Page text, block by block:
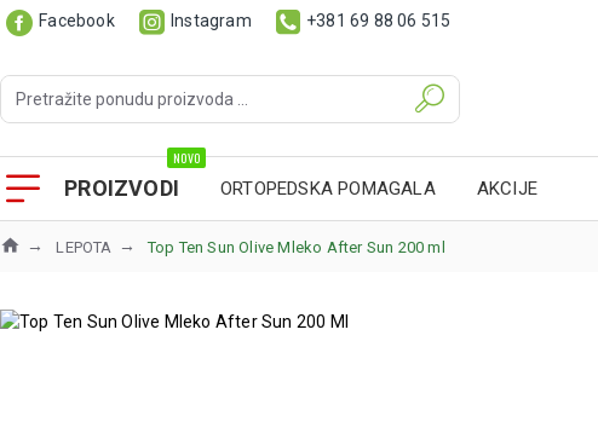
Facebook Instagram +381 69 88 06 515
PROIZVODI
NOVO
ORTOPEDSKA POMAGALA AKCIJE
LEPOTA Top Ten Sun Olive Mleko After Sun 200 ml